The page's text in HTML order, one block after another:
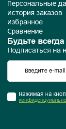
Персональные
История заказов
Избранное
Сравнение
Будьте
Подписаться на
Нажимая на